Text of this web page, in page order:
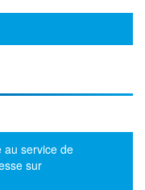
au service de
sur